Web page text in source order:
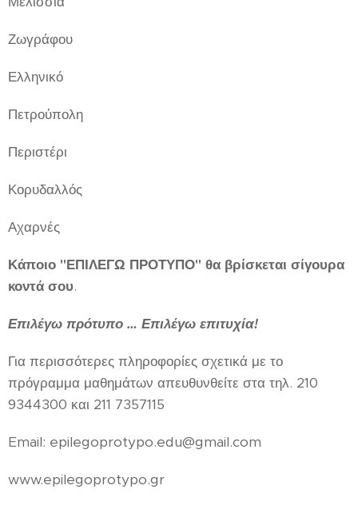
Ζωγράφου
Ελληνικό
Πετρούπολη
Περιστέρι
Κορυδαλλός
Αχαρνές
Κάποιο "ΕΠΙΛΕΓΩ ΠΡΟΤΥΠΟ" θα βρίσκεται σίγουρα
κοντά σου.
Επιλέγω πρότυπο … Επιλέγω επιτυχία!
Για περισσότερες πληροφορίες σχετικά με το
πρόγραμμα μαθημάτων απευθυνθείτε στα τηλ. 210
9344300 και 211 7357115
Email: epilegoprotypo.edu@gmail.com
www.epilegoprotypo.gr